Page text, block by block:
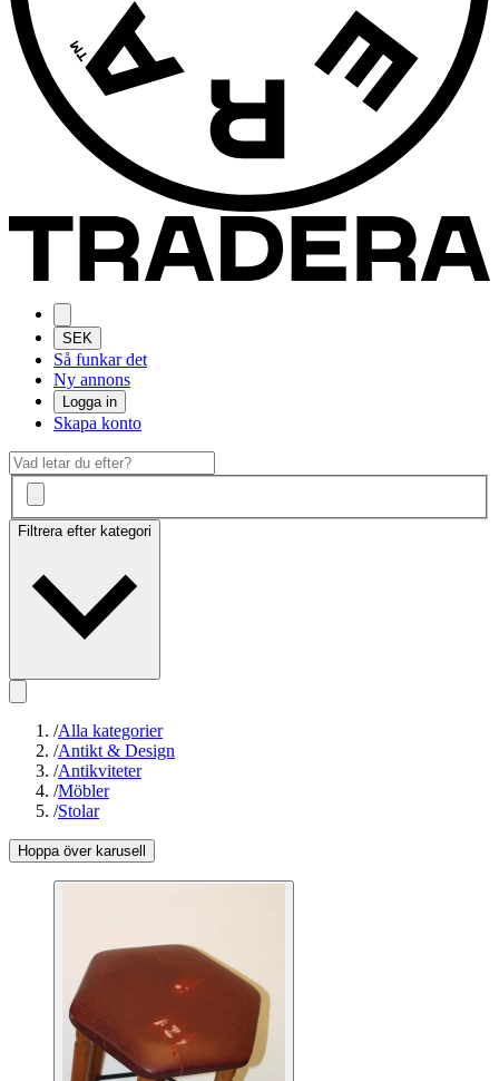
SEK
Så funkar det
Ny annons
Logga in
Skapa konto
Filtrera efter kategori
/Alla kategorier
/Antikt & Design
/Antikviteter
/Möbler
/Stolar
Hoppa över karusell